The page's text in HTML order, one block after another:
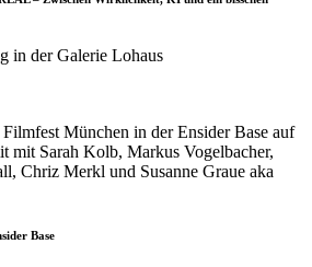
in der Galerie Lohaus
Base